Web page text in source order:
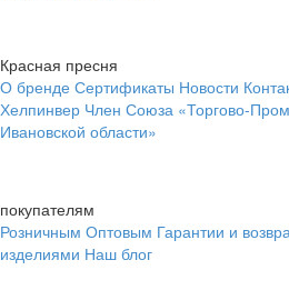
Красная пресня
О бренде Сертификаты Новости
Хелпинвер Член Союза «Торгово-
Ивановской области»
покупателям
Розничным Оптовым Гарантии и
изделиями Наш блог